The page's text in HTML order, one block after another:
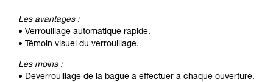
Les avantages :
• Verrouillage automatique rapide.
• Témoin visuel du verrouillage.
Les moins :
• Déverrouillage de la bague à effectuer à chaque ouverture.